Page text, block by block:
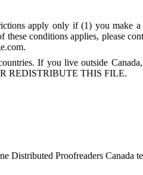
apply only if (1) you make
conditions applies, please
If you live outside
REDISTRIBUTE THIS FILE.
Proofreaders Canada